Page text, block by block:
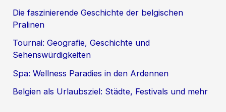
Die faszinierende Geschichte der belgischen
Pralinen
Tournai: Geografie, Geschichte und
Sehenswürdigkeiten
Spa: Wellness Paradies in den Ardennen
Belgien als Urlaubsziel: Städte, Festivals und mehr